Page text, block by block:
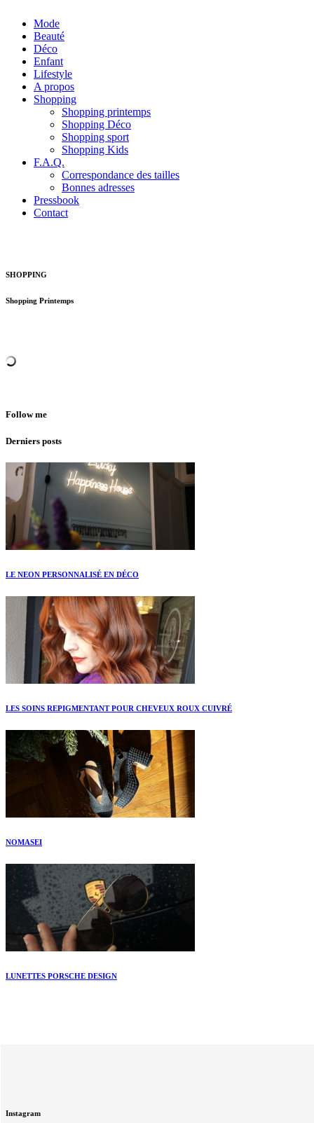
Mode
Beauté
Déco
Enfant
Lifestyle
A propos
Shopping
Shopping printemps
Shopping Déco
Shopping sport
Shopping Kids
F.A.Q.
Correspondance des tailles
Bonnes adresses
Pressbook
Contact
SHOPPING
Shopping Printemps
Follow me
Derniers posts
LE NEON PERSONNALISÉ EN DÉCO
LES SOINS REPIGMENTANT POUR CHEVEUX ROUX CUIVRÉ
NOMASEI
LUNETTES PORSCHE DESIGN
Instagram